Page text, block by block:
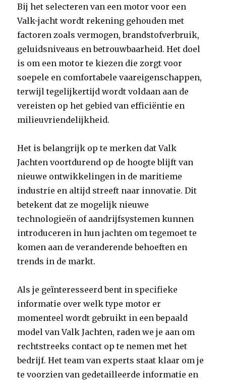
Bij het selecteren van een motor voor een
Valk-jacht wordt rekening gehouden met
factoren zoals vermogen, brandstofverbruik,
geluidsniveaus en betrouwbaarheid. Het doel
is om een motor te kiezen die zorgt voor
soepele en comfortabele vaareigenschappen,
terwijl tegelijkertijd wordt voldaan aan de
vereisten op het gebied van efficiëntie en
milieuvriendelijkheid.
Het is belangrijk op te merken dat Valk
Jachten voortdurend op de hoogte blijft van
nieuwe ontwikkelingen in de maritieme
industrie en altijd streeft naar innovatie. Dit
betekent dat ze mogelijk nieuwe
technologieën of aandrijfsystemen kunnen
introduceren in hun jachten om tegemoet te
komen aan de veranderende behoeften en
trends in de markt.
Als je geïnteresseerd bent in specifieke
informatie over welk type motor er
momenteel wordt gebruikt in een bepaald
model van Valk Jachten, raden we je aan om
rechtstreeks contact op te nemen met het
bedrijf. Het team van experts staat klaar om je
te voorzien van gedetailleerde informatie en